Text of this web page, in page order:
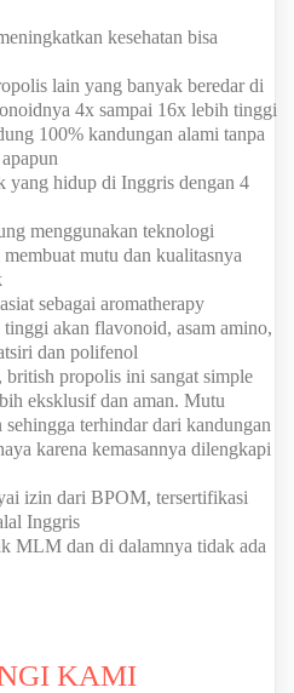
kesehatan bisa
lain yang banyak beredar di
4x sampai 16x lebih tinggi
100% kandungan alami tanpa
yang hidup di Inggris dengan 4
menggunakan teknologi
mutu dan kualitasnya
sebagai aromatherapy
akan flavonoid, asam amino,
dan polifenol
propolis ini sangat simple
eksklusif dan aman. Mutu
terhindar dari kandungan
karena kemasannya dilengkapi
izin dari BPOM, tersertifikasi
Inggris
MLM dan di dalamnya tidak ada
KAMI